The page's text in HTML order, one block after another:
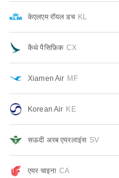
केएलएम रॉयल डच KL
कैथे पैसिफ़िक CX
Xiamen Air MF
Korean Air KE
सऊदी अरब एयरलाइंस SV
एयर चाइना CA